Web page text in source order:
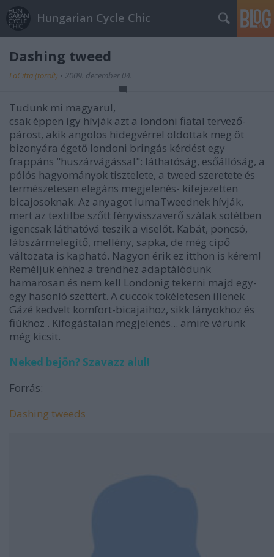
Hungarian Cycle Chic
Dashing tweed
LaCitta (törölt) • 2009. december 04.
Tudunk mi magyarul,
csak éppen így hívják azt a londoni fiatal tervező-
párost, akik angolos hidegvérrel oldottak meg öt
bizonyára égető londoni bringás kérdést egy
frappáns "huszárvágással": láthatóság, esőállóság, a
pólós hagyományok tisztelete, a tweed szeretete és
természetesen elegáns megjelenés- kifejezetten
bicajosoknak. Az anyagot lumaTweednek hívják,
mert az textilbe szőtt fényvisszaverő szálak sötétben
igencsak láthatóvá teszik a viselőt. Kabát, poncsó,
lábszármelegítő, mellény, sapka, de még cipő
változata is kapható. Nagyon érik ez itthon is kérem!
Reméljük ehhez a trendhez adaptálódunk
hamarosan és nem kell Londonig tekerni majd egy-
egy hasonló szettért. A cuccok tökéletesen illenek
Gázé kedvelt komfort-bicajaihoz, sikk lányokhoz és
fiúkhoz . Kifogástalan megjelenés... amire várunk
még kicsit.
Neked bejön? Szavazz alul!
Forrás:
Dashing tweeds